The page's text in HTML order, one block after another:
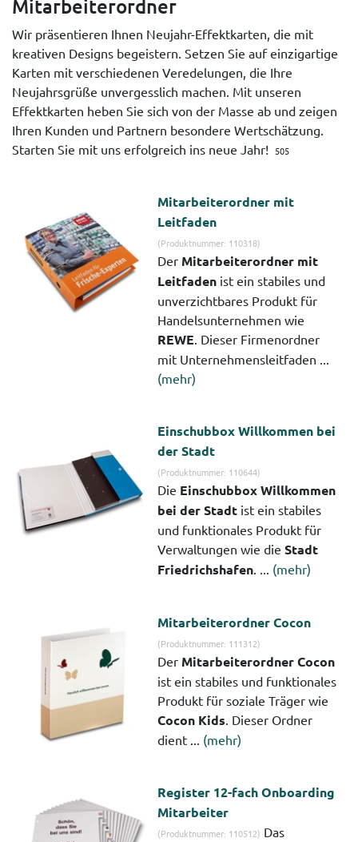
Mitarbeiterordner
Wir präsentieren Ihnen Neujahr-Effektkarten, die mit
kreativen Designs begeistern. Setzen Sie auf einzigartige
Karten mit verschiedenen Veredelungen, die Ihre
Neujahrsgrüße unvergesslich machen. Mit unseren
Effektkarten heben Sie sich von der Masse ab und zeigen
Ihren Kunden und Partnern besondere Wertschätzung.
Starten Sie mit uns erfolgreich ins neue Jahr! 505
Mitarbeiterordner mit
Leitfaden
(Produktnummer: 110318)
Der Mitarbeiterordner mit
Leitfaden ist ein stabiles und
unverzichtbares Produkt für
Handelsunternehmen wie
REWE. Dieser Firmenordner
mit Unternehmensleitfaden ...
(mehr)
Einschubbox Willkommen bei
der Stadt
(Produktnummer: 110644)
Die Einschubbox Willkommen
bei der Stadt ist ein stabiles
und funktionales Produkt für
Verwaltungen wie dieStadt
Friedrichshafen. ... (mehr)
Mitarbeiterordner Cocon
(Produktnummer: 111312)
Der Mitarbeiterordner Cocon
ist ein stabiles und funktionales
Produkt für soziale Träger wie
Cocon Kids. Dieser Ordner
dient ... (mehr)
Register 12-fach Onboarding
Mitarbeiter
(Produktnummer: 110512) Das